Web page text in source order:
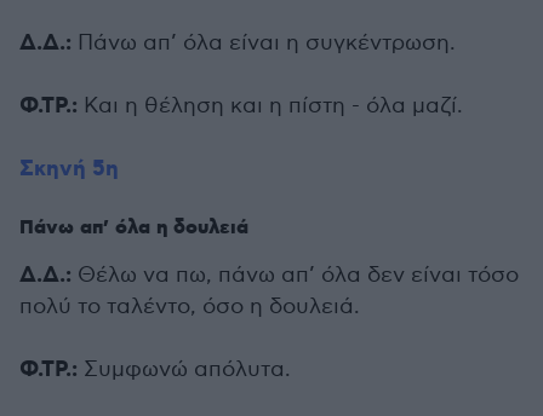
Δ.Δ.: Πάνω απ’ όλα είναι η συγκέντρωση.
Φ.ΤΡ.: Και η θέληση και η πίστη - όλα μαζί.
Σκηνή 5η
Πάνω απ’ όλα η δουλειά
Δ.Δ.: Θέλω να πω, πάνω απ’ όλα δεν είναι τόσο
πολύ το ταλέντο, όσο η δουλειά.
Φ.ΤΡ.: Συμφωνώ απόλυτα.